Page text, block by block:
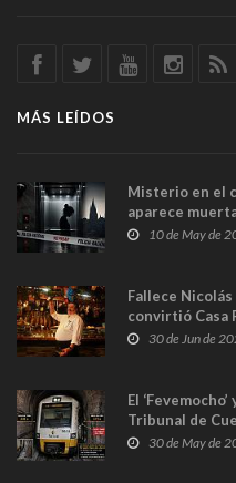
MÁS LEÍDOS
Misterio en el
aparece
y las cámaras
10 de May de
Fallece
convirtió Casa
en Madrid
30 de Jun de
El
Tribunal de
sobrecoste de
30 de May de